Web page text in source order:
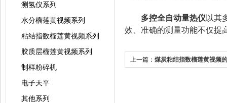
测氢仪系列
水分榴莲黄视频系列
粘结指数榴莲黄视频系列
胶质层榴莲黄视频系列
制样粉碎机
电子天平
其他系列
多控全自动量热仪 以其
效、准确的测量功能不仅提
上一篇： 煤炭粘结指数榴莲黄视频